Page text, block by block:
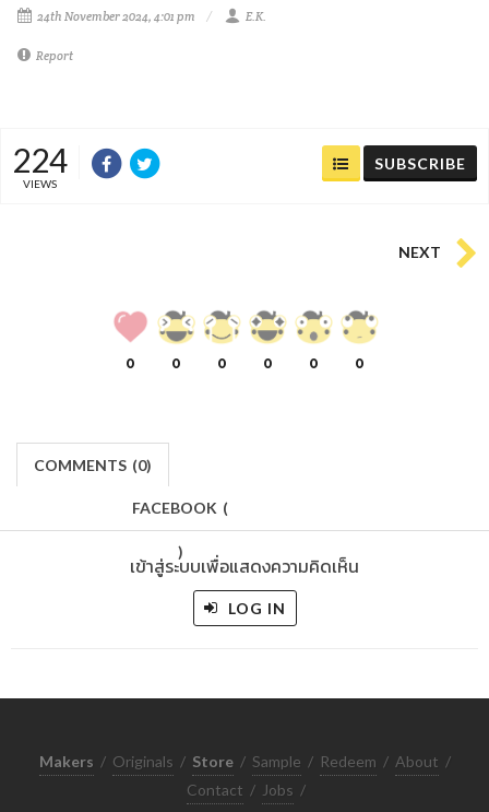
24th November 2024, 4:01 pm E.K.
Report
224
VIEWS
SUBSCRIBE
NEXT
0 0 0 0 0 0
COMMENTS (0)
FACEBOOK (
)
เข้าสู่ระบบเพื่อแสดงความคิดเห็น
LOG IN
Makers / Originals / Store / Sample / Redeem / About /
Contact / Jobs /